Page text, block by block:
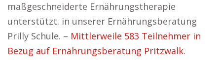
maßgeschneiderte Ernährungstherapie
unterstützt. in unserer Ernährungsberatung
Prilly Schule. – Mittlerweile 583 Teilnehmer in
Bezug auf Ernährungsberatung Pritzwalk.